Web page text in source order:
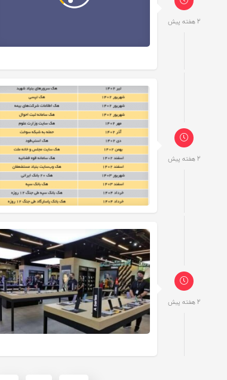
2 هفته پیش
2 هفته پیش
2 هفته پیش